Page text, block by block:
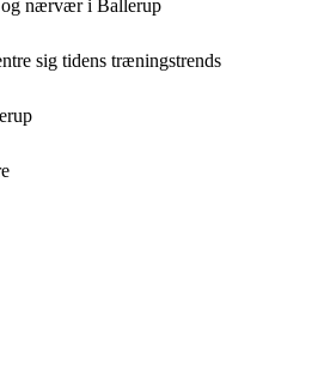
og nærvær i Ballerup
sig tidens træningstrends